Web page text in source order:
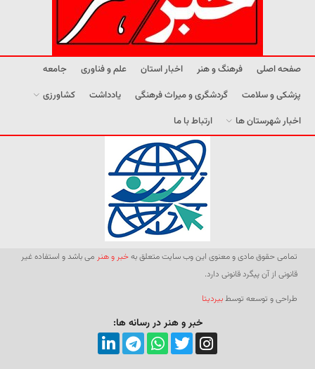
صفحه اصلی فرهنگ و هنر اخبار استان علم و فناوری
جامعه
پزشکی و سلامت
گردشگری و میراث فرهنگی یادداشت
کشاورزی
اخبار شهرستان ها
ارتباط با ما
تمامی حقوق مادی و معنوی این وب سایت متعلق بهخبر و هنر می باشد و استفاده غیر
قانونی از آن پیگرد قانونی دارد.
طراحی و توسعه توسطبیردیتا
خبر و هنر در رسانه ها: